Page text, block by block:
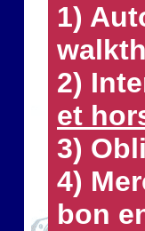
1)
2)
et
3)
4)
bon